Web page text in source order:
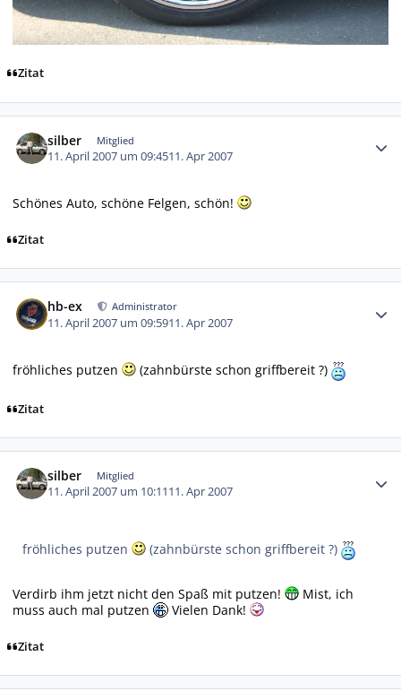
Zitat
silber Mitglied
11. April 2007 um 09:4511. Apr 2007
Schönes Auto, schöne Felgen, schön!
Zitat
hb-ex Administrator
11. April 2007 um 09:5911. Apr 2007
fröhliches putzen (zahnbürste schon griffbereit ?)
Zitat
silber Mitglied
11. April 2007 um 10:1111. Apr 2007
fröhliches putzen (zahnbürste schon griffbereit ?)
Verdirb ihm jetzt nicht den Spaß mit putzen!
Mist, ich
muss auch mal putzen
Vielen Dank!
Zitat